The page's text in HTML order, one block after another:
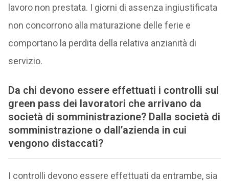
lavoro non prestata. I giorni di assenza ingiustificata
non concorrono alla maturazione delle ferie e
comportano la perdita della relativa anzianità di
servizio.
Da chi devono essere effettuati i controlli sul
green pass dei lavoratori che arrivano da
società di somministrazione? Dalla società di
somministrazione o dall’azienda in cui
vengono distaccati?
I controlli devono essere effettuati da entrambe, sia